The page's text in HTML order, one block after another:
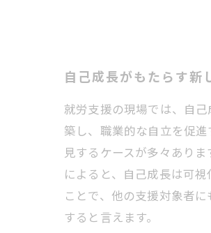
自己成長がもたらす新
就労支援の現場では、自
築し、職業的な自立を促
見するケースが多々あり
によると、自己成長は可
ことで、他の支援対象者
すると言えます。